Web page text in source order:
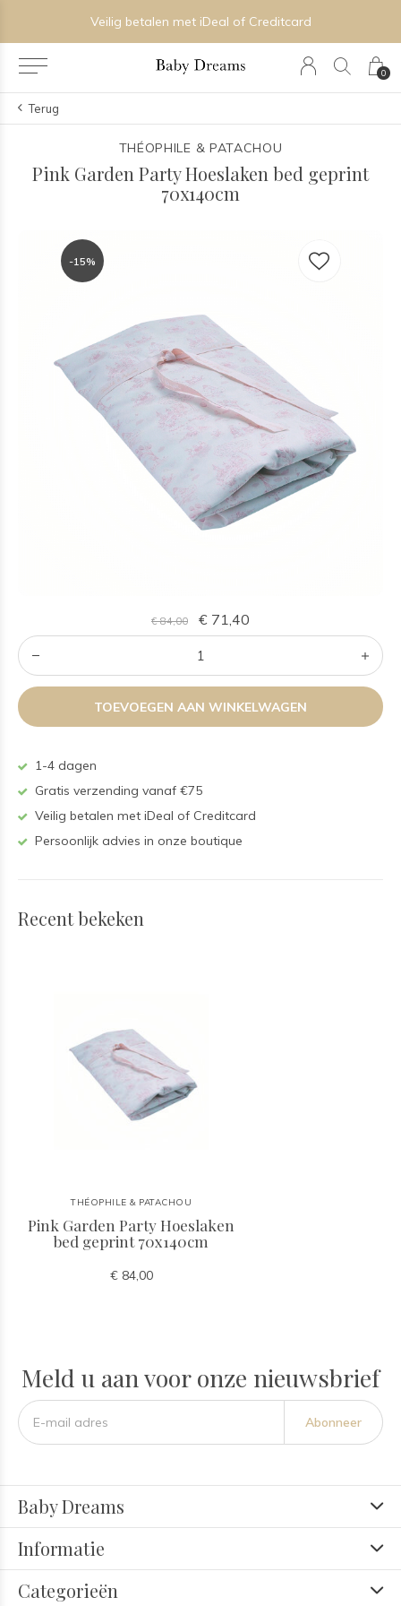
0
Veilig betalen met iDeal of Creditcard
Terug
THÉOPHILE & PATACHOU
Pink Garden Party Hoeslaken bed geprint
70x140cm
-15%
€ 84,00 € 71,40
TOEVOEGEN AAN WINKELWAGEN
1-4 dagen
Gratis verzending vanaf €75
Veilig betalen met iDeal of Creditcard
Persoonlijk advies in onze boutique
Recent bekeken
THÉOPHILE & PATACHOU
Pink Garden Party Hoeslaken
bed geprint 70x140cm
€ 84,00
Meld u aan voor onze nieuwsbrief
Abonneer
Baby Dreams
Informatie
Categorieën